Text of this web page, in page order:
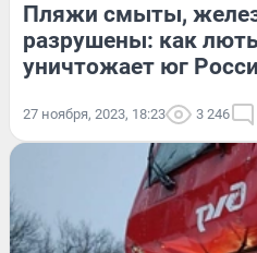
Пляжи смыты,
разрушены: как
уничтожает юг
27 ноября, 2023, 18:23 3 246